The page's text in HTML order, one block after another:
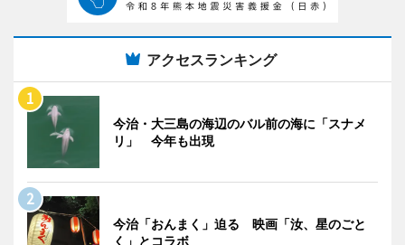
アクセスランキング
今治・大三島の海辺のバル前の海に「スナメ
リ」 今年も出現
今治「おんまく」迫る 映画「汝、星のごと
く」とコラボ